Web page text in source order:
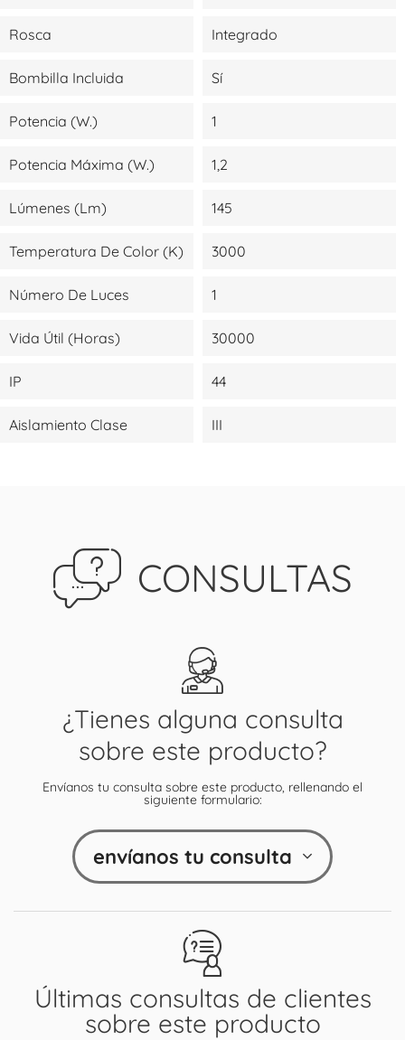
Rosca Integrado
Bombilla Incluida Sí
Potencia (W.) 1
Potencia Máxima (W.) 1,2
Lúmenes (lm) 145
Temperatura De Color (K) 3000
Número De Luces 1
Vida Útil (Horas) 30000
IP 44
Aislamiento Clase III
CONSULTAS
Últimas consultas de clientes
sobre este producto
¿Tienes alguna consulta
sobre este producto?
Envíanos tu consulta sobre este producto, rellenando el
siguiente formulario:
envíanos tu consulta